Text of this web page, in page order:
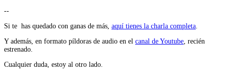
--
Si te has quedado con ganas de más, aquí tienes la charla completa
Y además, en formato píldoras de audio en el canal de Youtube , recién
estrenado.
Cualquier duda, estoy al otro lado.